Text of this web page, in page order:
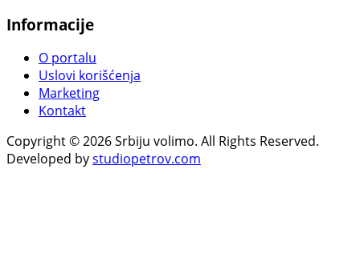
Informacije
O portalu
Uslovi korišćenja
Marketing
Kontakt
Copyright © 2026 Srbiju volimo. All Rights Reserved.
Developed bystudiopetrov.com